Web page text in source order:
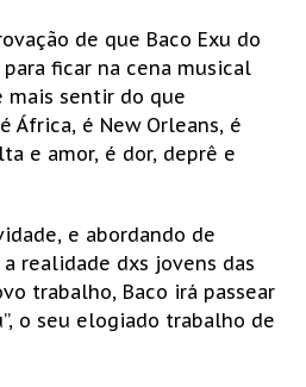
de que Baco Exu do
ficar na cena musical
mais sentir do que
África, é New Orleans, é
e amor, é dor, deprê e
e abordando de
realidade dxs jovens das
trabalho, Baco irá passear
o seu elogiado trabalho de